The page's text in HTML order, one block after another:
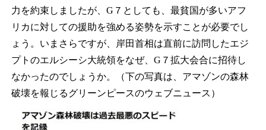
力を約束しましたが、G７としても、最貧国が多いアフ
リカに対しての援助を強める姿勢を示すことが必要でし
ょう。いまさらですが、岸田首相は直前に訪問したエジ
プトのエルシーシ大統領をなぜ、G７拡大会合に招待し
なかったのでしょうか。（下の写真は、アマゾンの森林
破壊を報じるグリーンピースのウェブニュース）